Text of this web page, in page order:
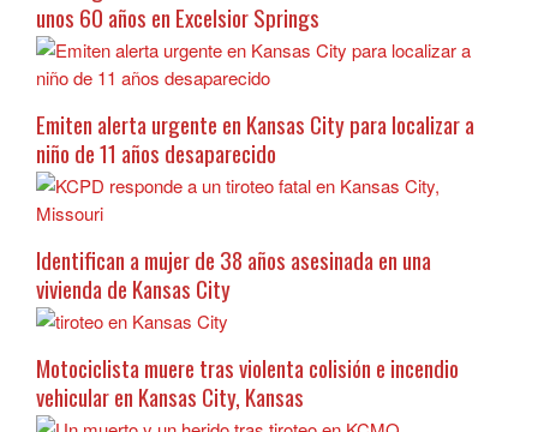
unos 60 años en Excelsior Springs
Emiten alerta urgente en Kansas City para localizar a
niño de 11 años desaparecido
Identifican a mujer de 38 años asesinada en una
vivienda de Kansas City
Motociclista muere tras violenta colisión e incendio
vehicular en Kansas City, Kansas